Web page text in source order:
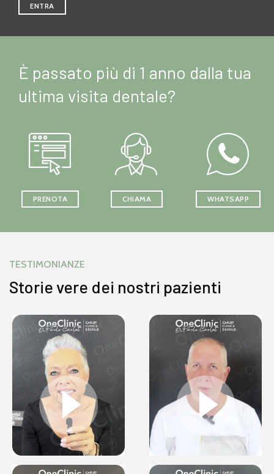
ENTRA
È passato più di 1 anno dalla tua
ultima visita dentale?
PRENOTA CHIAMA WHATSAPP
TESTIMONIANZE
Storie vere dei nostri pazienti